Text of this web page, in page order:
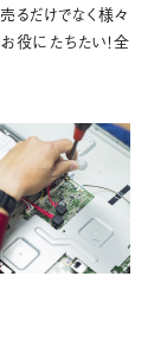
るだけでなく様々
役にたちたい！全